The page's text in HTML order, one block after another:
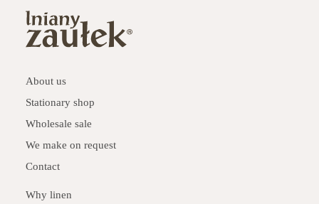
About us
Stationary shop
Wholesale sale
We make on request
Contact
Why linen